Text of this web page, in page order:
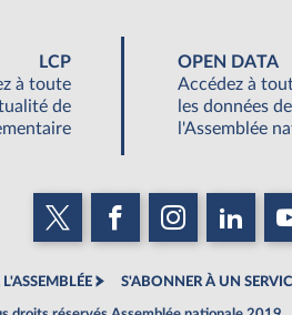
LCP
à toute
de
OPEN DATA
Accédez à
les données de
l'Assemblée
S'ABONNER À UN